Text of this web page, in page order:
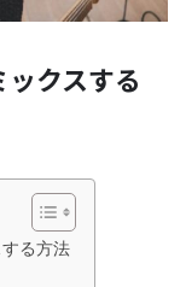
クスする
る方法